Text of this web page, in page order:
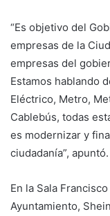
“Es objetivo del
empresas de la
empresas del
Estamos hablando
Eléctrico, Metro,
Cablebús, todas
es modernizar y
ciudadanía”, apuntó.
En la Sala
Ayuntamiento,